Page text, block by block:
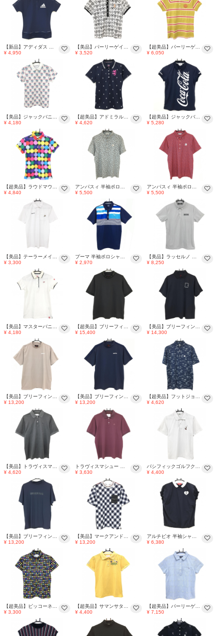
【新品】アディダス 半袖ポロシャツ ネイビー×シルバー 裾メッシュ調 レディース S ゴルフウェア adidas
¥ 4,950
【美品】パーリーゲイツ 半袖ポロシャツ 白×黒 総柄 レディース 2(L) ゴルフウェア PEARLY GATES
¥ 3,520
【超美品】パーリーゲイツ 半袖ポロシャツ マスタードイエロー×ピンク ボーダー ワッペン レディース 0(S) ゴルフウェア PEARLY GATES
¥ 6,050
【美品】ジャックバニー 半袖ポロシャツ アイボリー×ピンク系×グリーンブルー 総柄 ロゴ レディース 1(M) ゴルフウェア Jack Bunny
¥ 4,180
【超美品】アドミラル 半袖ポロシャツ ネイビー×白 ロゴ総柄 レディース L ゴルフウェア Admiral
¥ 4,620
【超美品】ジャックバニー×コカ・コーラ 半袖ポロシャツ ネイビー×白 ビッグプリント レディース 1(M) ゴルフウェア Jack Bunny
¥ 5,280
【超美品】ラウドマウス 半袖ポロシャツ 黒×マルチカラー ディスコボールズブラック ロゴ刺しゅう レディース M ゴルフウェア LOUDMOUTH
¥ 4,840
アンパスィ 半袖ポロシャツ グレー×ライトブルー 総柄 メンズ LL ゴルフウェア and per se
¥ 5,500
アンパスィ 半袖ポロシャツ レッド×ブルー 総柄 ボタンダウン メンズ LL ゴルフウェア and per se
¥ 5,500
【美品】テーラーメイド 半袖ポロシャツ 白×黒×イエロー 胸ポケット ピザ刺しゅう メンズ S ゴルフウェア TaylorMade
¥ 3,300
プーマ 半袖ポロシャツ ネイビー×ブルー 上部ボーダー メンズ L ゴルフウェア PUMA
¥ 2,970
【美品】ラッセルノ 半袖ポロシャツ グレー 背面ルチャ ボタンダウン メンズ 4(M) ゴルフウェア RUSSELUNO
¥ 8,250
【美品】マスターバニー 半袖ポロシャツ 白×ネイビー ロゴレッド レディース 1(M) ゴルフウェア MASTER BUNNY EDITION
¥ 4,180
【超美品】ブリーフィング 半袖ハイネックシャツ 黒 ネック・袖口ロゴ メンズ M ゴルフウェア 2024年モデル BRIEFING
¥ 15,400
【美品】ブリーフィング 半袖ポロシャツ 黒×白 背面ロゴプリント メンズ M ゴルフウェア BRIEFING
¥ 14,300
【美品】ブリーフィング 半袖ハイネックシャツ グレージュ 肩ロゴテープ メンズ M ゴルフウェア 2025年モデル BRIEFING
¥ 13,200
【美品】ブリーフィング 半袖ハイネックシャツ ネイビー×白 肩ロゴテープ メンズ M ゴルフウェア 2025年モデル BRIEFING
¥ 13,200
【超美品】フットジョイ 半袖ポロシャツ ネイビー×白 総柄 ヤシの木 ロゴ刺しゅう メンズ L ゴルフウェア FootJoy
¥ 4,620
【美品】トラヴィスマシュー 半袖ポロシャツ グレー ロゴ刺しゅう メンズ XL ゴルフウェア TravisMathew
¥ 4,620
トラヴィスマシュー 半袖ポロシャツ ボルドー ロゴ刺しゅう メンズ XL ゴルフウェア TravisMathew
¥ 3,630
パシフィックゴルフクラブ 半袖ポロシャツ 白×レッド×グリーン 胸ロゴ 後ろロゴプリント メンズ S ゴルフウェア Pacific GOLF CLUB
¥ 4,400
【美品】ブリーフィング 半袖ハイネックシャツ ネイビー 胸プリント メンズ S ゴルフウェア 2025年モデル BRIEFING
¥ 13,200
【美品】マークアンドロナ 半袖ハイネックシャツ ネイビー×白 チェック 胸ポケット メンズ 44(S) ゴルフウェア 2024年モデル MARK＆LONA
¥ 13,200
アルチビオ 半袖シャツ ネイビー×白 ハートワッペン ナイロン混 レディース 38(M) ゴルフウェア archivio
¥ 6,380
【超美品】ピッコーネクラブ 半袖ハイネックシャツ 黒×マルチカラー 総柄 ストレッチ レディース I(M) ゴルフウェア PICONE
¥ 3,300
【超美品】サマンサタバサUNDER25 半袖ポロシャツ イエロー×グリーン ロゴ ワッペン レディース M ゴルフウェア Samantha Thavasa
¥ 4,400
【超美品】パーリーゲイツ 半袖ポロシャツ ライトブルー×白 ロゴ総柄 胸ポケット レディース 1(M) ゴルフウェア PEARLY GATES
¥ 7,150